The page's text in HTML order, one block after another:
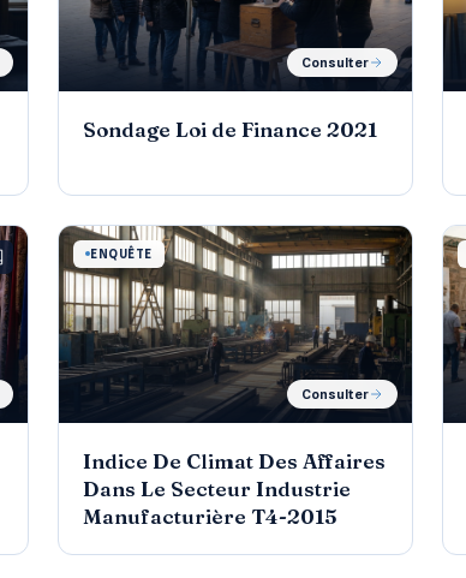
Consulter
Sondage Loi de Finance 2021
ENQUÊTE
Consulter
Indice De Climat Des Affaires
Dans Le Secteur Industrie
Manufacturière T4-2015